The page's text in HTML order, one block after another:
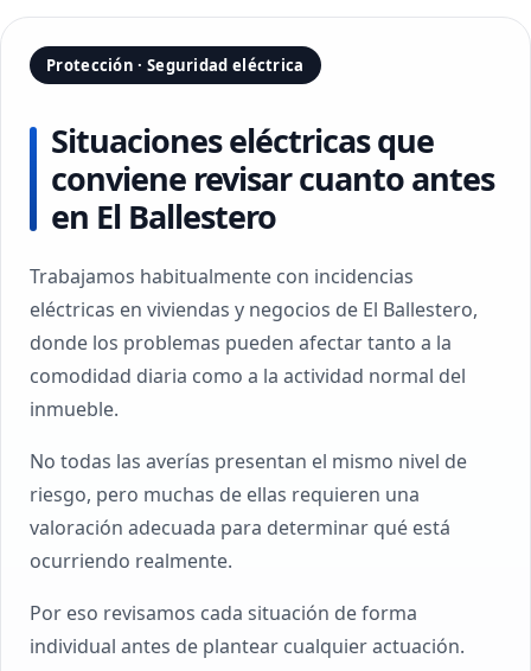
Protección · Seguridad eléctrica
Situaciones eléctricas que
conviene revisar cuanto antes
en El Ballestero
Trabajamos habitualmente con incidencias
eléctricas en viviendas y negocios de El Ballestero,
donde los problemas pueden afectar tanto a la
comodidad diaria como a la actividad normal del
inmueble.
No todas las averías presentan el mismo nivel de
riesgo, pero muchas de ellas requieren una
valoración adecuada para determinar qué está
ocurriendo realmente.
Por eso revisamos cada situación de forma
individual antes de plantear cualquier actuación.